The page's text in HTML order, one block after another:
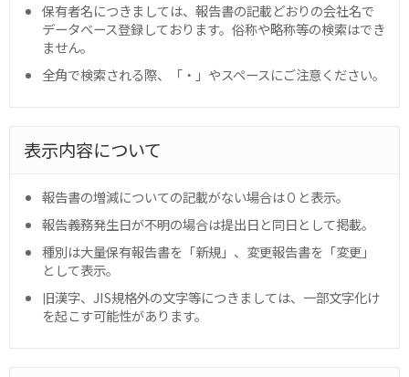
保有者名につきましては、報告書の記載どおりの会社名で
データベース登録しております。俗称や略称等の検索はでき
ません。
全角で検索される際、「・」やスペースにご注意ください。
表示内容について
報告書の増減についての記載がない場合は０と表示。
報告義務発生日が不明の場合は提出日と同日として掲載。
種別は大量保有報告書を「新規」、変更報告書を「変更」
として表示。
旧漢字、JIS規格外の文字等につきましては、一部文字化け
を起こす可能性があります。